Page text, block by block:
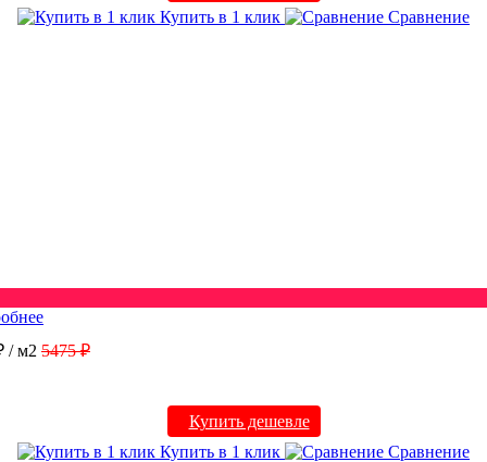
Купить в 1 клик
Сравнение
/ м2 5475 ₽
Купить дешевле
Купить в 1 клик
Сравнение